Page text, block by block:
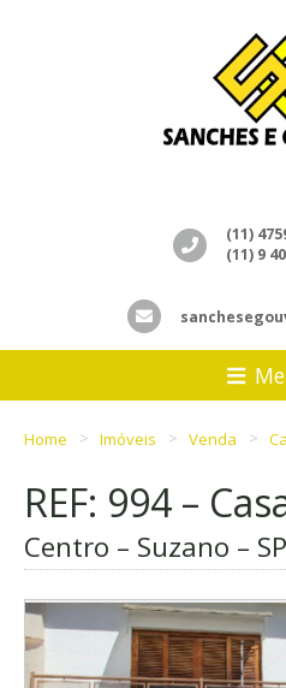
(11)
(11) 9
Home Imóveis Venda
REF: 994 –
Centro – Suzano – SP